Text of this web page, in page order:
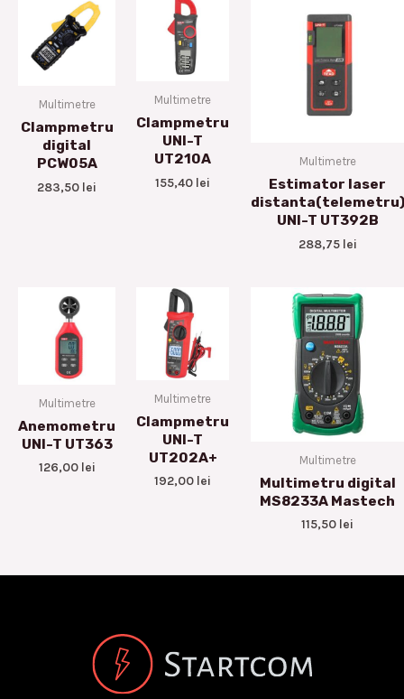
Multimetre
Clampmetru
digital
PCW05A
283,50 lei
Multimetre
Clampmetru
UNI-T
UT210A
155,40 lei
Multimetre
Estimator laser
distanta(telemetru)
UNI-T UT392B
288,75 lei
Multimetre
Anemometru
UNI-T UT363
126,00 lei
Multimetre
Clampmetru
UNI-T
UT202A+
192,00 lei
Multimetre
Multimetru digital
MS8233A Mastech
115,50 lei